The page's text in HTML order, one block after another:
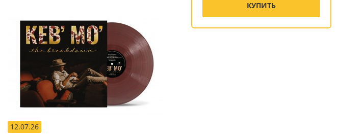
12.07.26
КУПИТЬ